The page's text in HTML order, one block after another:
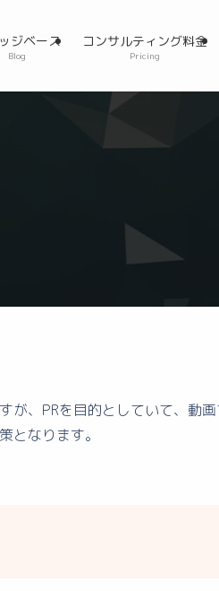
ジベース
Blog
コンサルティング料金
Pricing
が、PRを目的としていて、動画
となります。